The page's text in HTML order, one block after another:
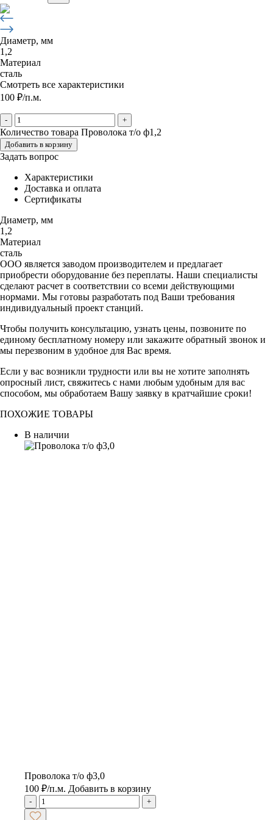
Диаметр, мм
1,2
Материал
сталь
Смотреть все характеристики
100 ₽/п.м.
- +
Количество товара Проволока т/о ф1,2
Добавить в корзину
Задать вопрос
Характеристики
Доставка и оплата
Сертификаты
Диаметр, мм
1,2
Материал
сталь
ООО является заводом производителем и предлагает
приобрести оборудование без переплаты. Наши специалисты
сделают расчет в соответствии со всеми действующими
нормами. Мы готовы разработать под Ваши требования
индивидуальный проект станций.
Чтобы получить консультацию, узнать цены, позвоните по
единому бесплатному номеру или закажите обратный звонок и
мы перезвоним в удобное для Вас время.
Если у вас возникли трудности или вы не хотите заполнять
опросный лист, свяжитесь с нами любым удобным для вас
способом, мы обработаем Вашу заявку в кратчайшие сроки!
ПОХОЖИЕ ТОВАРЫ
В наличии
Проволока т/о ф3,0
100 ₽/п.м. Добавить в корзину
- +